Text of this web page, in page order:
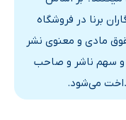
برنا در فروشگاه
مادی و معنوی نشر
و سهم ناشر و صاحب
می‌شود.